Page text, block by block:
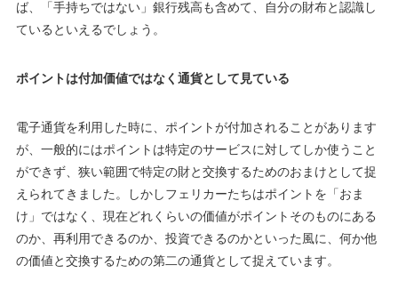
ば、「手持ちではない」銀行残高も含めて、自分の財布と認識し
ているといえるでしょう。
ポイントは付加価値ではなく通貨として見ている
電子通貨を利用した時に、ポイントが付加されることがあります
が、一般的にはポイントは特定のサービスに対してしか使うこと
ができず、狭い範囲で特定の財と交換するためのおまけとして捉
えられてきました。しかしフェリカーたちはポイントを「おま
け」ではなく、現在どれくらいの価値がポイントそのものにある
のか、再利用できるのか、投資できるのかといった風に、何か他
の価値と交換するための第二の通貨として捉えています。